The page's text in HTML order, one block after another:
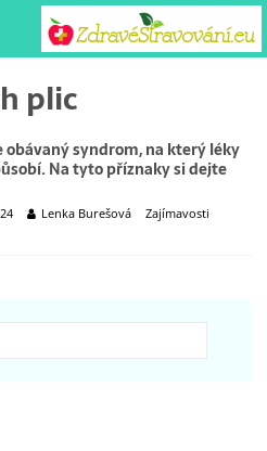
plic
obávaný syndrom, na který léky
Na tyto příznaky si dejte
Lenka Burešová Zajímavosti